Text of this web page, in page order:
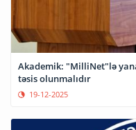
Akademik: "MilliNet"lə
təsis olunmalıdır
19-12-2025